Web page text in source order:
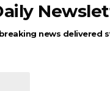
news delivered